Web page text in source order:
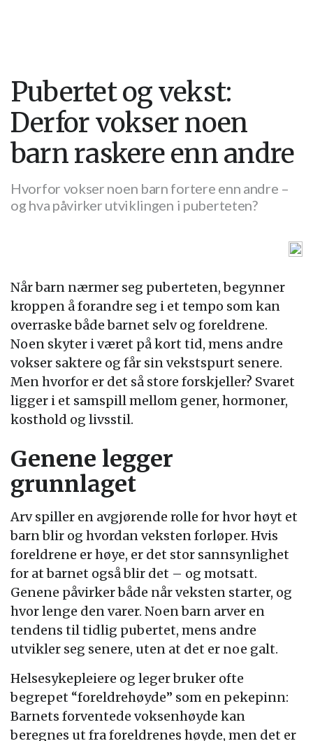
Pubertet og vekst:
Derfor vokser noen
barn raskere enn andre
Hvorfor vokser noen barn fortere enn andre –
og hva påvirker utviklingen i puberteten?
Når barn nærmer seg puberteten, begynner
kroppen å forandre seg i et tempo som kan
overraske både barnet selv og foreldrene.
Noen skyter i været på kort tid, mens andre
vokser saktere og får sin vekstspurt senere.
Men hvorfor er det så store forskjeller? Svaret
ligger i et samspill mellom gener, hormoner,
kosthold og livsstil.
Genene legger
grunnlaget
Arv spiller en avgjørende rolle for hvor høyt et
barn blir og hvordan veksten forløper. Hvis
foreldrene er høye, er det stor sannsynlighet
for at barnet også blir det – og motsatt.
Genene påvirker både når veksten starter, og
hvor lenge den varer. Noen barn arver en
tendens til tidlig pubertet, mens andre
utvikler seg senere, uten at det er noe galt.
Helsesykepleiere og leger bruker ofte
begrepet “foreldrehøyde” som en pekepinn:
Barnets forventede voksenhøyde kan
beregnes ut fra foreldrenes høyde, men det er